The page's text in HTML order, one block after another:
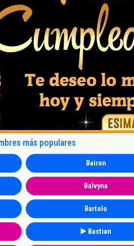
más populares
Bairon
Balvyna
Bartolo
▶️ Bastian